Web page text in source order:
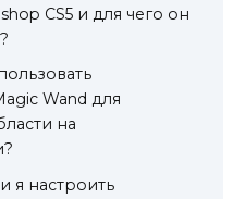
CS5 и для чего он
Wand для
на
я настроить